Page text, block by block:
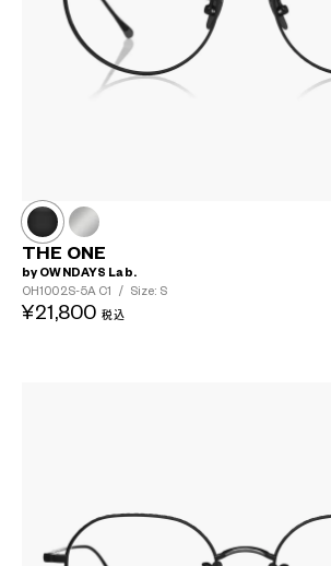
THE ONE
by OWNDAYS Lab.
OH1002S-5A C1 / Size: S
¥21,800 税込